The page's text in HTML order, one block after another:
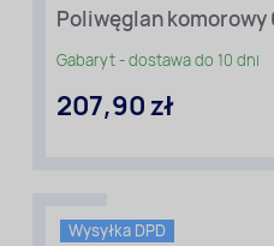
Poliwęglan komorowy
Gabaryt - dostawa do 10 dni
207,90 zł
[m]:
4
Szerokość
1,05
Rodzaj
Kolor:
Wysyłka DPD